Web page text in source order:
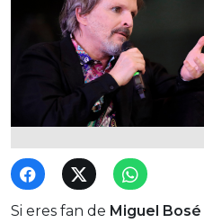
Si eres fan de Miguel Bosé